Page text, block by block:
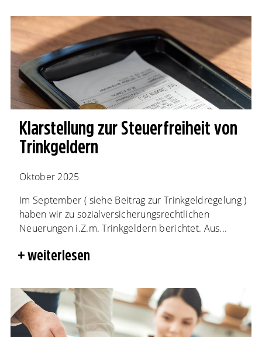
Klarstellung zur Steuerfreiheit von
Trinkgeldern
Oktober 2025
Im September ( siehe Beitrag zur Trinkgeldregelung )
haben wir zu sozialversicherungsrechtlichen
Neuerungen i.Z.m. Trinkgeldern berichtet. Aus...
weiterlesen